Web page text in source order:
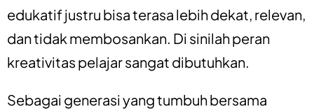
edukatif justru bisa terasa lebih dekat, relevan,
dan tidak membosankan. Di sinilah peran
kreativitas pelajar sangat dibutuhkan.
Sebagai generasi yang tumbuh bersama